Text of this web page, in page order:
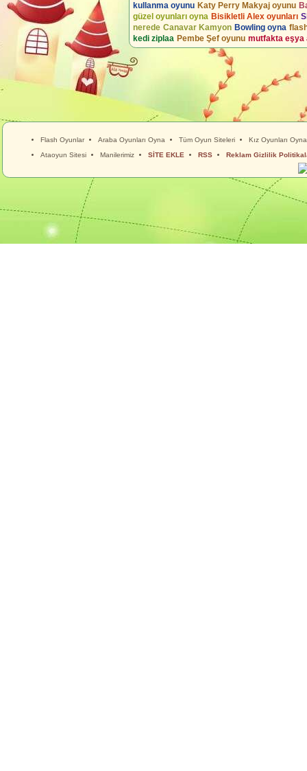
kullanma oyunu Katy Perry Makyaj oyunu
güzel oyunları oyna Bisikletli Alex oyunları
nerede Canavar Kamyon Bowling oyna
kedi ziplaa Pembe Şef oyunu mutfakta eşya
Flash Oyunlar Araba Oyunları Oyna Tüm Oyun Siteleri
Kız Oyunları Oyna
Ataoyun Sitesi
Manilerimiz SİTE EKLE RSS Reklam Gizlilik